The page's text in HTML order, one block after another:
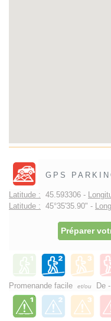
GPS
Latitude : 45.593306 -
Latitude : 45°35'35.90" -
Préparer
Promenande facile et/ou De